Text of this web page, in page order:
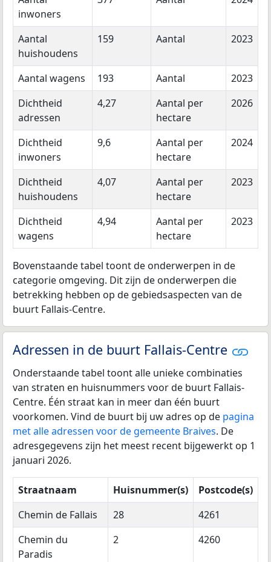
inwoners
Aantal
huishoudens
159 Aantal 2023
Aantal wagens 193 Aantal
2023
Dichtheid
adressen
4,27
Aantal per
hectare
2026
Dichtheid
inwoners
9,6
Aantal per
hectare
2024
Dichtheid
huishoudens
4,07
Aantal per
hectare
2023
Dichtheid
wagens
4,94
Aantal per
hectare
2023
Bovenstaande tabel toont de onderwerpen in de
categorie omgeving. Dit zijn de onderwerpen die
betrekking hebben op de gebiedsaspecten van de
buurt Fallais-Centre.
Adressen in de buurt Fallais-Centre
Onderstaande tabel toont alle unieke combinaties
van straten en huisnummers voor de buurt Fallais-
Centre. Één straat kan in meer dan één buurt
voorkomen. Vind de buurt bij uw adres op de pagina
met alle adressen voor de gemeente Braives. De
adresgegevens zijn het meest recent bijgewerkt op 1
januari 2026.
Straatnaam Huisnummer(s)
Postcode(s)
Chemin de Fallais
28
4261
Chemin du
Paradis
2 4260